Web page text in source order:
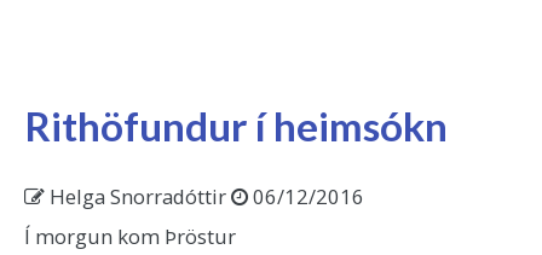
Rithöfundur í heimsókn
Helga Snorradóttir
06/12/2016
Í morgun kom Þröstur